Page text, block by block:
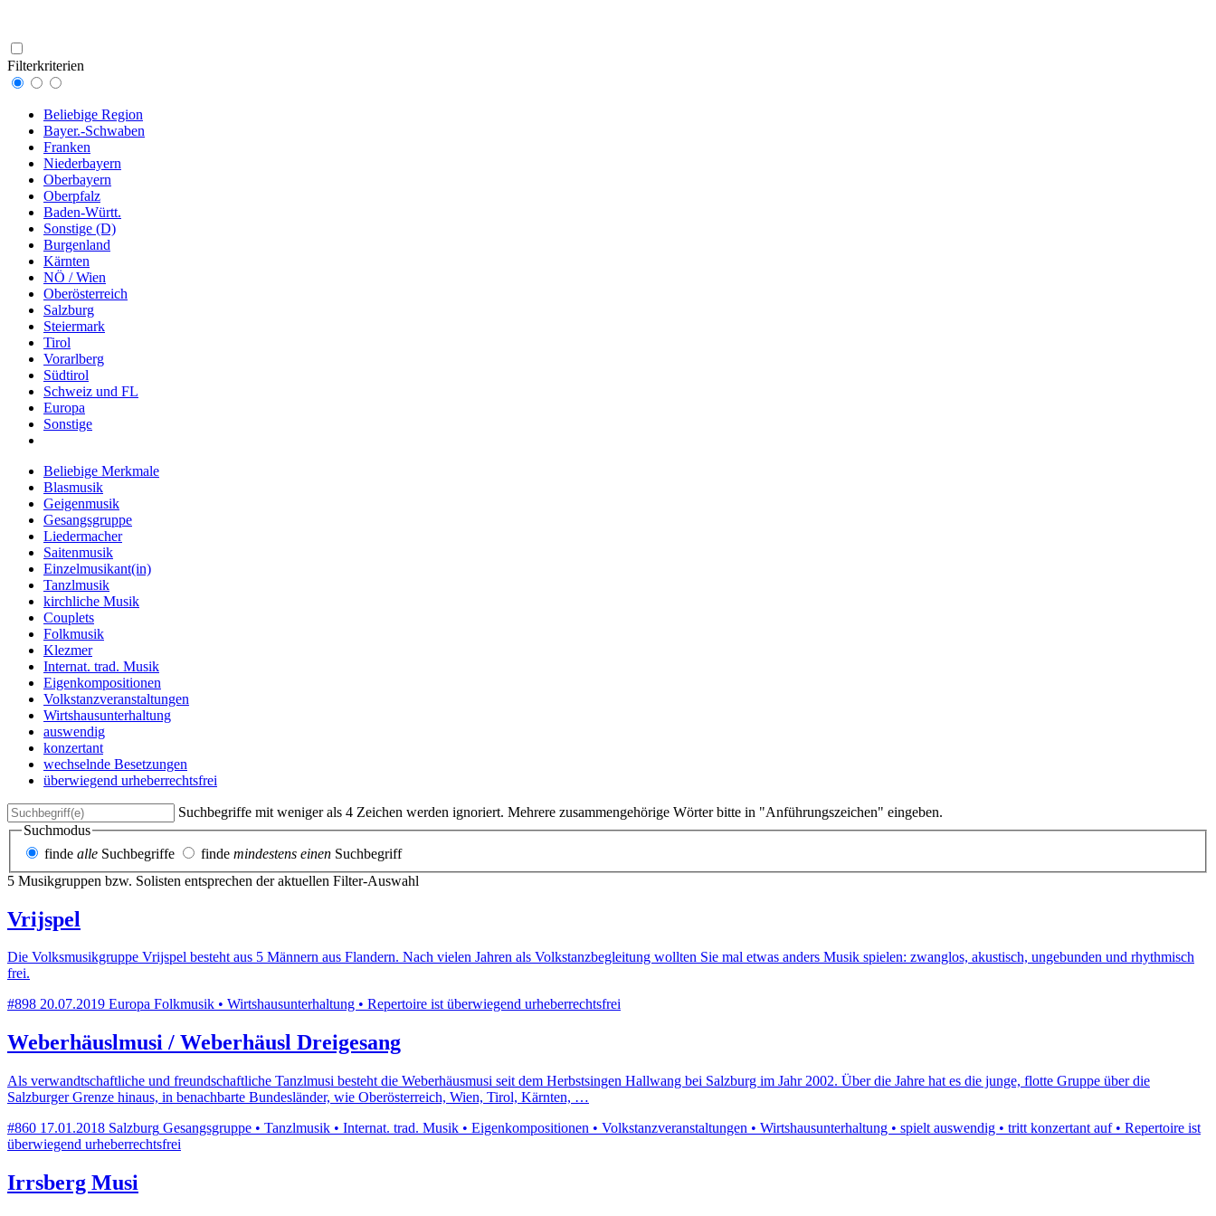
Filterkriterien
Beliebige Region
Bayer.-Schwaben
Franken
Niederbayern
Oberbayern
Oberpfalz
Baden-Württ.
Sonstige (D)
Burgenland
Kärnten
NÖ / Wien
Oberösterreich
Salzburg
Steiermark
Tirol
Vorarlberg
Südtirol
Schweiz und FL
Europa
Sonstige
Beliebige Merkmale
Blasmusik
Geigenmusik
Gesangsgruppe
Liedermacher
Saitenmusik
Einzelmusikant(in)
Tanzlmusik
kirchliche Musik
Couplets
Folkmusik
Klezmer
Internat. trad. Musik
Eigenkompositionen
Volkstanzveranstaltungen
Wirtshausunterhaltung
auswendig
konzertant
wechselnde Besetzungen
überwiegend urheberrechtsfrei
Suchbegriffe mit weniger als 4 Zeichen werden ignoriert. Mehrere zusammengehörige Wörter bitte in "Anführungszeichen" eingeben.
Suchmodus
finde alle Suchbegriffe finde mindestens einen Suchbegriff
5 Musikgruppen bzw. Solisten entsprechen der aktuellen Filter-Auswahl
Vrijspel
Die Volksmusikgruppe Vrijspel besteht aus 5 Männern aus Flandern. Nach vielen Jahren als Volkstanzbegleitung wollten Sie mal etwas anders Musik spielen: zwanglos, akustisch, ungebunden und rhythmisch
frei.
#898 20.07.2019 Europa Folkmusik • Wirtshausunterhaltung • Repertoire ist überwiegend urheberrechtsfrei
Weberhäuslmusi / Weberhäusl Dreigesang
Als verwandtschaftliche und freundschaftliche Tanzlmusi besteht die Weberhäusmusi seit dem Herbstsingen Hallwang bei Salzburg im Jahr 2002. Über die Jahre hat es die junge, flotte Gruppe über die
Salzburger Grenze hinaus, in benachbarte Bundesländer, wie Oberösterreich, Wien, Tirol, Kärnten, …
#860 17.01.2018 Salzburg Gesangsgruppe • Tanzlmusik • Internat. trad. Musik • Eigenkompositionen • Volkstanzveranstaltungen • Wirtshausunterhaltung • spielt auswendig • tritt konzertant auf • Repertoire ist
überwiegend urheberrechtsfrei
Irrsberg Musi